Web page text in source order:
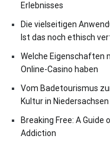
Erlebnisses
Die vielseitigen
Ist das noch ethisch
Welche Eigenschaften
Online-Casino haben
Vom Badetourismus
Kultur in Niedersachsen
Breaking Free: A Guide
Addiction